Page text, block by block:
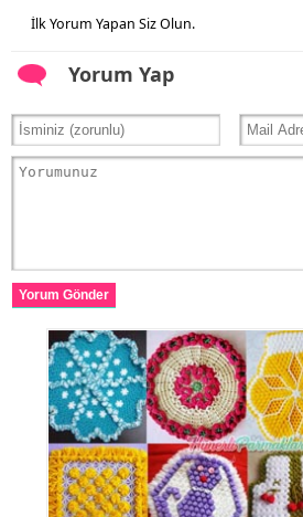
İlk Yorum Yapan Siz Olun.
Yorum Yap
Yorum Gönder